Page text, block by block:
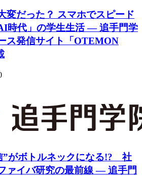
変だった？ スマホでスピード
時代」の学生生活 ― 追手門学
ス発信サイト「OTEMON
”がボトルネックになる!? 社
ァイバ研究の最前線 ― 追手門